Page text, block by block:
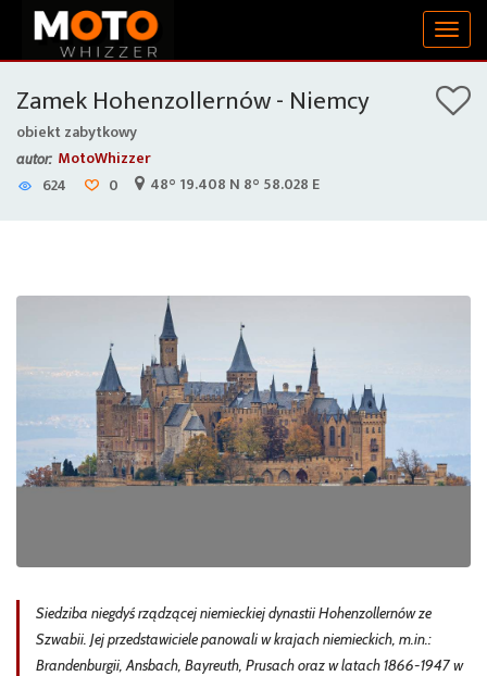
Zamek Hohenzollernów - Niemcy
obiekt zabytkowy
autor: MotoWhizzer
624
0 48° 19.408 N 8° 58.028 E
Siedziba niegdyś rządzącej niemieckiej dynastii Hohenzollernów ze
Szwabii. Jej przedstawiciele panowali w krajach niemieckich, m.in.:
Brandenburgii, Ansbach, Bayreuth, Prusach oraz w latach 1866-1947 w